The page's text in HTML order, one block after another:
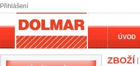
ÚVOD
Přihlášení
ZBOŽÍ